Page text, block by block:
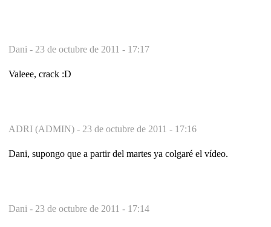
Dani - 23 de octubre de 2011 - 17:17
Valeee, crack :D
ADRI (ADMIN) - 23 de octubre de 2011 - 17:16
Dani, supongo que a partir del martes ya colgaré el vídeo.
Dani - 23 de octubre de 2011 - 17:14